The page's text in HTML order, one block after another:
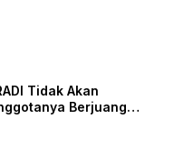
Tidak Akan
Berjuang